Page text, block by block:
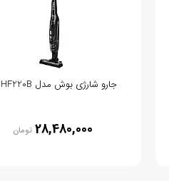
جارو شارژی بوش مدل BCHF220B
28,480,000 تومان